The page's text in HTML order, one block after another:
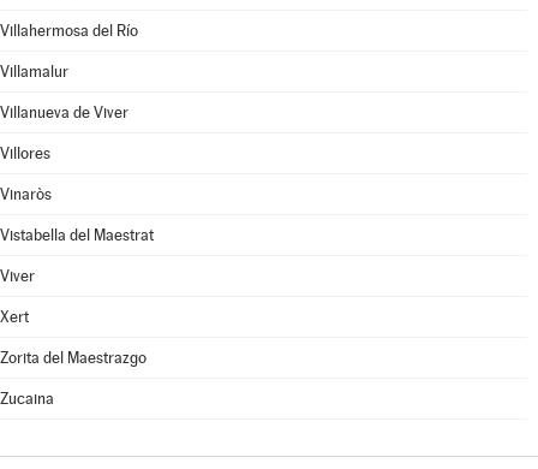
Villahermosa del Río
Villamalur
Villanueva de Viver
Villores
Vinaròs
Vistabella del Maestrat
Viver
Xert
Zorita del Maestrazgo
Zucaina